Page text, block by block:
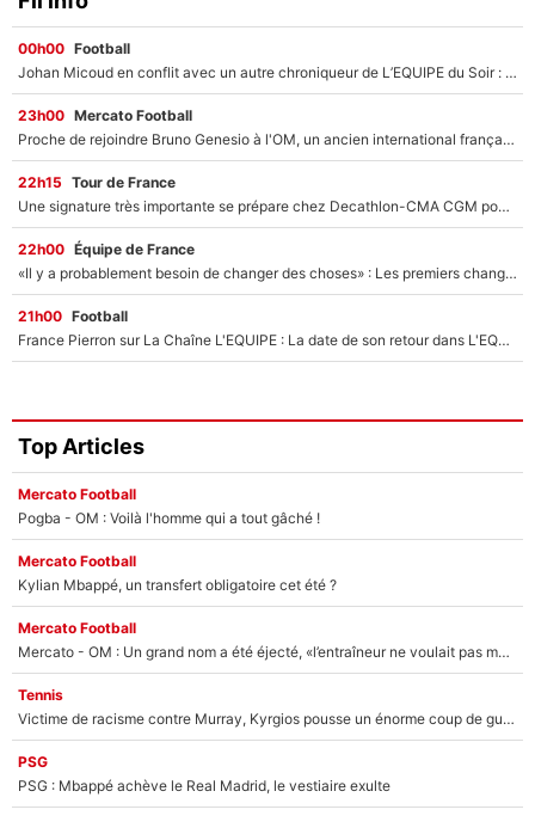
00h00 Football
Johan Micoud en conflit avec un autre chroniqueur de L’EQUIPE du Soir : «Pendant un moment, je ne les ai pas remis ensemble dans l'émission»
23h00 Mercato Football
Proche de rejoindre Bruno Genesio à l'OM, un ancien international français va finalement débarquer... sur RMC !
22h15 Tour de France
Une signature très importante se prépare chez Decathlon-CMA CGM pour aider Paul Seixas à gagner le Tour de France 2027
22h00 Équipe de France
«Il y a probablement besoin de changer des choses» : Les premiers changements de Zinedine Zidane en équipe de France sont révélés ?
21h00 Football
France Pierron sur La Chaîne L'EQUIPE : La date de son retour dans L'EQUIPE de Choc est connue... et c'était très attendu
Top Articles
Mercato Football
Pogba - OM : Voilà l'homme qui a tout gâché !
Mercato Football
Kylian Mbappé, un transfert obligatoire cet été ?
Mercato Football
Mercato - OM : Un grand nom a été éjecté, «l’entraîneur ne voulait pas me conserver»
Tennis
Victime de racisme contre Murray, Kyrgios pousse un énorme coup de gueule !
PSG
PSG : Mbappé achève le Real Madrid, le vestiaire exulte